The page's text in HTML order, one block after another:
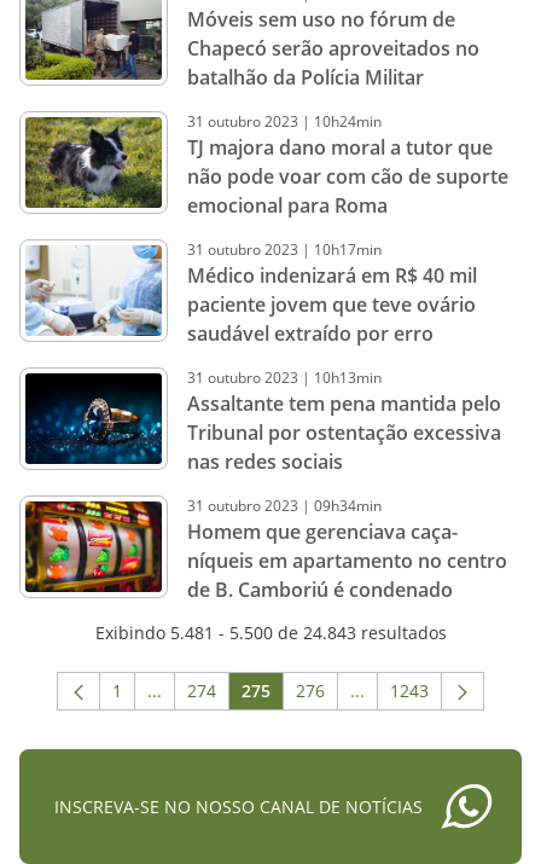
Móveis sem uso no fórum de
Chapecó serão aproveitados no
batalhão da Polícia Militar
31 outubro2023 | 10h24min
TJ majora dano moral a tutor que
não pode voar com cão de suporte
emocional para Roma
31 outubro2023 | 10h17min
Médico indenizará em R$ 40 mil
paciente jovem que teve ovário
saudável extraído por erro
31 outubro2023 | 10h13min
Assaltante tem pena mantida pelo
Tribunal por ostentação excessiva
nas redes sociais
31 outubro2023 | 09h34min
Homem que gerenciava caça-
níqueis em apartamento no centro
de B. Camboriú é condenado
Exibindo 5.481 - 5.500 de 24.843 resultados
Página
1 ...Páginas intermediárias Usar ABA para navegar.
Página
274 Página
275 Página
276 ...PáginasPágina
1243
INSCREVA-SE NO NOSSO CANAL DE NOTÍCIAS